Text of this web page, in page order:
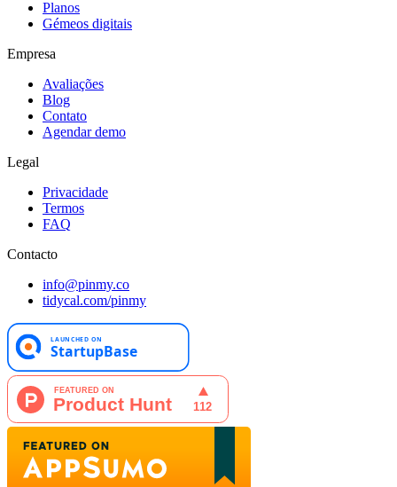
Planos
Gémeos digitais
Empresa
Avaliações
Blog
Contato
Agendar demo
Legal
Privacidade
Termos
FAQ
Contacto
info@pinmy.co
tidycal.com/pinmy